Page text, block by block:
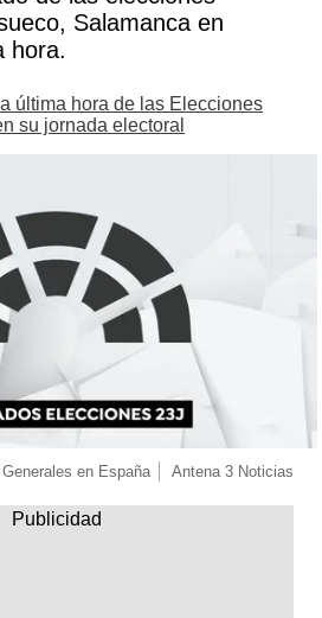
Salamanca en
hora.
última hora de las Elecciones
su jornada electoral
en España Antena 3 Noticias